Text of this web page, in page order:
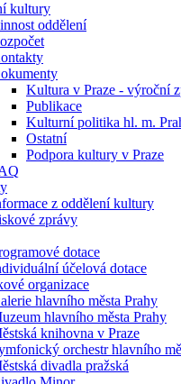
kultury
oddělení
Kultura v Praze - výroční
Publikace
Kulturní politika hl. m.
Ostatní
Podpora kultury v Praze
z oddělení kultury
zprávy
dotace
účelová dotace
organizace
hlavního města Prahy
hlavního města Prahy
knihovna v Praze
orchestr hlavního
divadla pražská